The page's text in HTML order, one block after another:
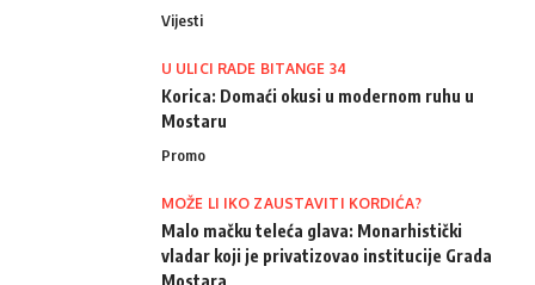
Vijesti
U ULICI RADE BITANGE 34
Korica: Domaći okusi u modernom ruhu u
Mostaru
Promo
MOŽE LI IKO ZAUSTAVITI KORDIĆA?
Malo mačku teleća glava: Monarhistički
vladar koji je privatizovao institucije Grada
Mostara